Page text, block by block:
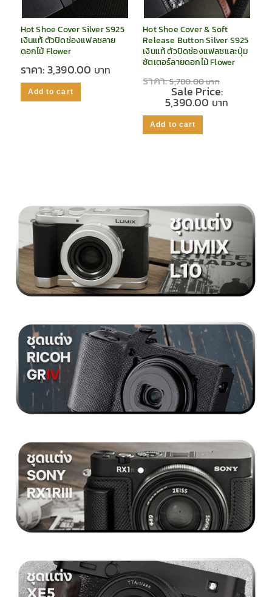
Hot Shoe Cover Silver S925
เงินแท้ ตัวปิดช่องแฟลชลาย
ดอกไม้ Flower
ราคา:3,390.00
Add to cart
Hot Shoe Cover & Soft
Release Button Silver S925
เงินแท้ ตัวปิดช่องแฟลชและปุ่ม
ชัตเตอร์ลายดอกไม้ Flower
ราคา:5,780.00
Sale Price:
5,390.00
Add to cart